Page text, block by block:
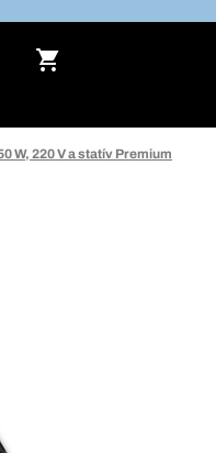
W, 220 V a statív Premium